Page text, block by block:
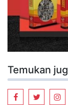
Temukan